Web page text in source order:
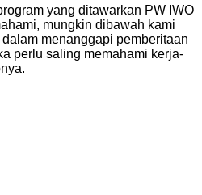
yang ditawarkan PW IWO
mungkin dibawah kami
menanggapi pemberitaan
perlu saling memahami kerja-